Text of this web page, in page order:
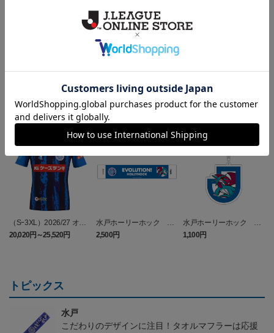
ランキング
（Sｰ3XL）2026/27 オー
センティックユニフォー
ム FP 1st
20,020円～25,520円
水戸ホーリーホック ボ
ーマンダ タオルマフラー
2,500円
水戸ホーリーホック ボ
ーマンダ キーホルダー
1,100円
トピックス
水戸
こだわりのデザインに注目！タオルマフラーは応援